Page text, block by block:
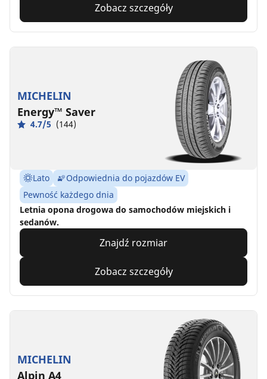
Zobacz szczegóły
MICHELIN
Energy™ Saver
4.7/5 (144)
Lato
Odpowiednia do pojazdów EV
Pewność każdego dnia
Letnia opona drogowa do samochodów miejskich i
sedanów.
Znajdź rozmiar
Zobacz szczegóły
MICHELIN
Alpin A4